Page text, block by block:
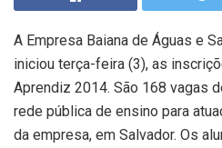
A Empresa Baiana de Águas e
iniciou terça-feira (3), as
Aprendiz 2014. São 168 vagas
rede pública de ensino para
da empresa, em Salvador. Os